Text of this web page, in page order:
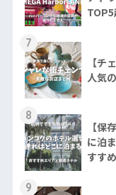
7
【チ
人気
8
【保
に泊
すす
9